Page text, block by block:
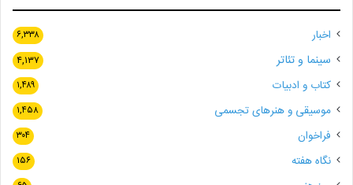
اخبار ۶,۳۳۸
سینما و تئاتر ۴,۱۳۷
کتاب و ادبیات ۱,۴۸۹
موسیقی و هنرهای تجسمی ۱,۴۵۸
فراخوان ۳۰۴
نگاه هفته ۱۵۶